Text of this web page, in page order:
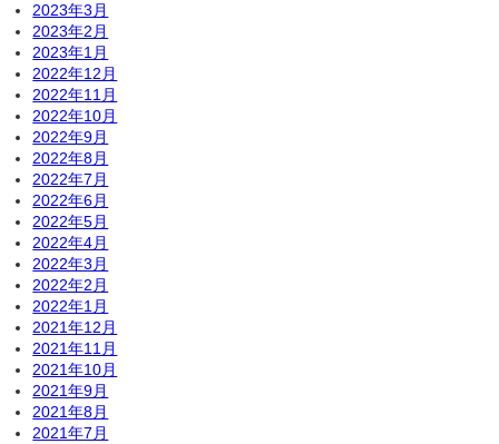
2023年3月
2023年2月
2023年1月
2022年12月
2022年11月
2022年10月
2022年9月
2022年8月
2022年7月
2022年6月
2022年5月
2022年4月
2022年3月
2022年2月
2022年1月
2021年12月
2021年11月
2021年10月
2021年9月
2021年8月
2021年7月